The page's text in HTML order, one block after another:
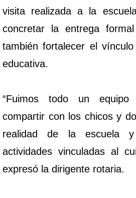
visita realizada a la
concretar la entrega
también fortalecer el
educativa.
“Fuimos todo un
compartir con los chicos y
realidad de la escuela y
actividades vinculadas al
expresó la dirigente rotaria.